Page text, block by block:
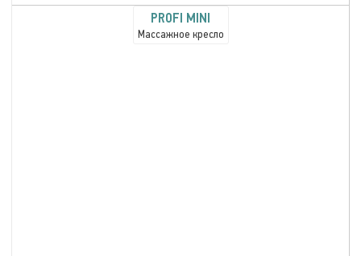
PROFI MINI
Массажное кресло